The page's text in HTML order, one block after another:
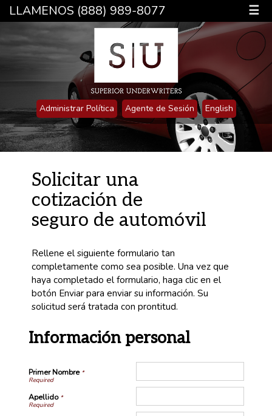
LLAMENOS (888) 989-8077 ☰
Administrar Política Agente de Sesión English
Solicitar una
cotización de
seguro de automóvil
Rellene el siguiente formulario tan
completamente como sea posible. Una vez que
haya completado el formulario, haga clic en el
botón Enviar para enviar su información. Su
solicitud será tratada con prontitud.
Información personal
Primer Nombre *
Apellido*